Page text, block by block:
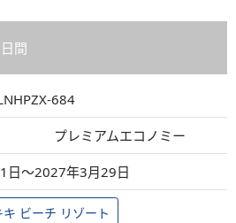
間
684
プレミアムエコノミー
日～2027年3月29日
ビーチ リゾート